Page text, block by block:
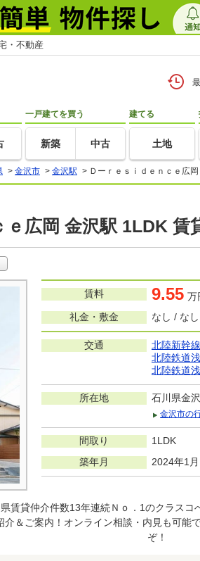
・不動産
一戸建てを買う
新築 中古
建てる
土地
> 金沢市 > 金沢駅 > Ｄーｒｅｓｉｄｅｎｃｅ広
ｅ広岡 金沢駅 1LDK
賃料 9.55 万
礼金・敷金
なし / なし
交通 北陸新幹線
北陸鉄道
北陸鉄道
所在地 石川県金
金沢市の
間取り 1LDK
築年月 2024年1月
賃貸仲介件数13年連続Ｎｏ．1のクラス
＆ご案内！オンライン相談・内見も可能
ぞ！